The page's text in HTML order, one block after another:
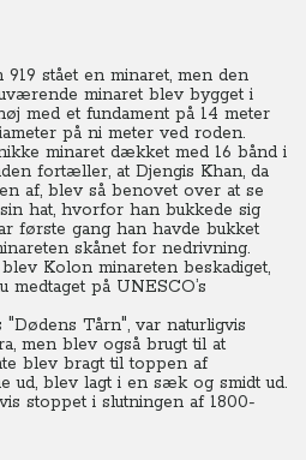
stået en minaret, men den
minaret blev bygget i
med et fundament på 14 meter
på ni meter ved roden.
minaret dækket med 16 bånd i
fortæller, at Djengis Khan, da
af, blev så benovet over at se
hat, hvorfor han bukkede sig
første gang han havde bukket
skånet for nedrivning.
Kolon minareten beskadiget,
på UNESCO’s
"Dødens Tårn", var naturligvis
men blev også brugt til at
blev bragt til toppen af
ud, blev lagt i en sæk og smidt ud.
stoppet i slutningen af 1800-